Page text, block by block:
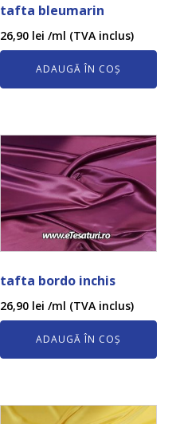
tafta bleumarin
26,90 lei /ml (TVA inclus)
ADAUGĂ ÎN COȘ
tafta bordo inchis
26,90 lei /ml (TVA inclus)
ADAUGĂ ÎN COȘ